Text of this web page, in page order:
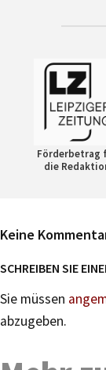
Förderbetrag
die
Keine
SCHREIBEN SIE
Sie müssen
abzugeben.